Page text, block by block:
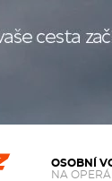
OSOBNÍ
NA